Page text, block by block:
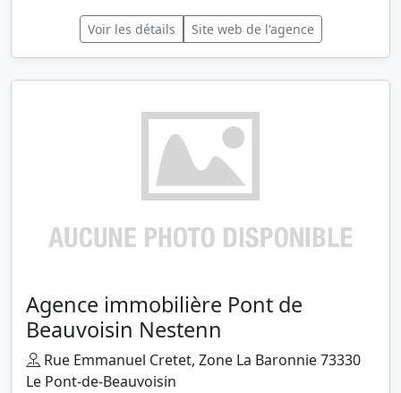
Voir les détails Site web de l'agence
Agence immobilière Pont de
Beauvoisin Nestenn
Rue Emmanuel Cretet, Zone La Baronnie 73330
Le Pont-de-Beauvoisin